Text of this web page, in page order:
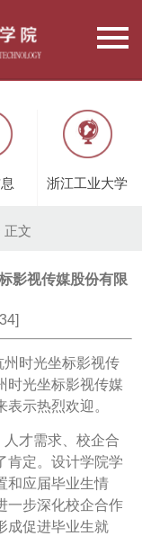
浙江工业大学
正文
影视传媒股份有限
]
时光坐标影视传
时光坐标影视传媒
示热烈欢迎。
才需求、校企合
肯定。设计学院学
和应届毕业生情
一步深化校企合作
成促进毕业生就